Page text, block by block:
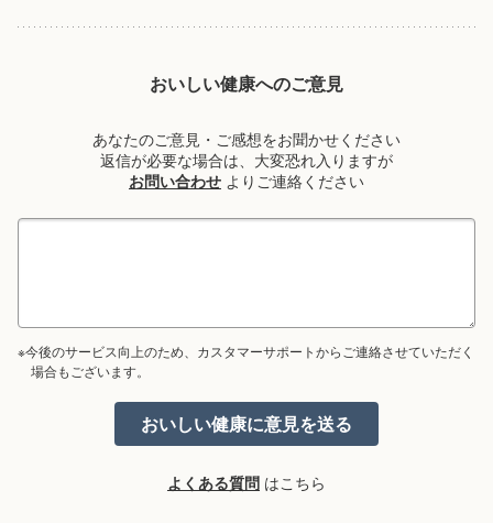
おいしい健康へのご意見
あなたのご意見・ご感想をお聞かせください
返信が必要な場合は、大変恐れ入りますが
お問い合わせ よりご連絡ください
※今後のサービス向上のため、カスタマーサポートからご連絡させていただく
場合もございます。
よくある質問 はこちら